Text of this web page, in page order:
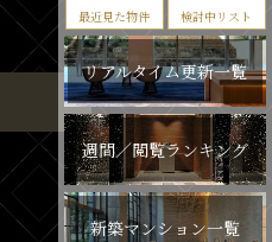
最近見た物件 検討中リスト
リアルタイム更新一覧
週間／閲覧ランキング
新築マンション一覧